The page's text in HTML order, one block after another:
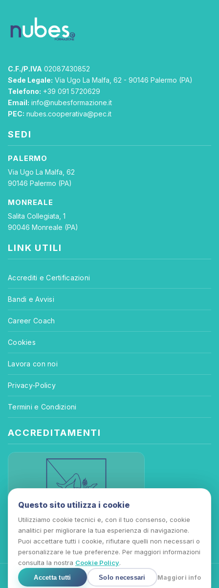
C.F./P.IVA 02087430852
Sede Legale: Via Ugo La Malfa, 62 - 90146 Palermo (PA)
Telefono: +39 091 5720629
Email: info@nubesformazione.it
PEC: nubes.cooperativa@pec.it
SEDI
PALERMO
Via Ugo La Malfa, 62
90146 Palermo (PA)
MONREALE
Salita Collegiata, 1
90046 Monreale (PA)
LINK UTILI
Accrediti e Certificazioni
Bandi e Avvisi
Career Coach
Cookies
Lavora con noi
Privacy-Policy
Termini e Condizioni
ACCREDITAMENTI
Copyright © 2026 Nubes Formazione Soc. Cooperativa | DDG n
Questo sito utilizza i cookie
Utilizziamo cookie tecnici e, con il tuo consenso, cookie
analitici per migliorare la tua esperienza di navigazione.
Puoi accettare tutti i cookie, rifiutare quelli non necessari o
personalizzare le tue preferenze. Per maggiori informazioni
consulta la nostra Cookie Policy.
Accetta tutti Solo necessari Maggiori info